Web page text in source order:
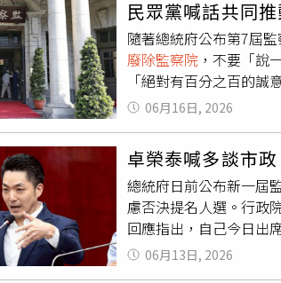
說，隨著監察委員名單
意，「本人認同此項主
持。最後，謝政達表示
民眾黨喊話共同
隨著總統府公布第7屆
廢除監察院 ，不要「說
「絕對有百分之百的
涉及五權憲法架構及憲
遲未有實質進展。此
支持大罷免行動，認
支持本次監委人事同意
黨派立委擔任召委，呼
除監察院，就應以實際
僅以否決監委人事案作
使，以及形式彈劾等原
06月16日, 2026
卓榮泰喊多談市
總統府日前公布新一屆
慮否決提名人選。行政
回應指出，自己今日出
這些都是具體市政成績
06月13日, 2026